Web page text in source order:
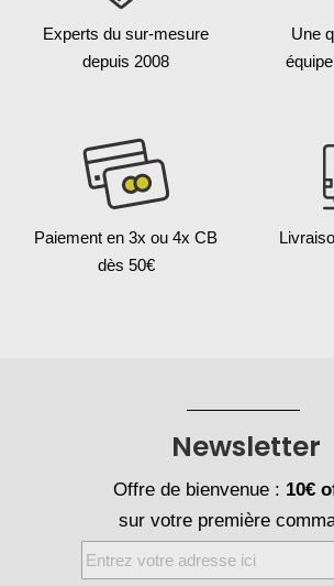
Experts du sur-mesure
depuis 2008
Une
Paiement en 3x ou 4x CB
dès 50€
Newsletter
Offre de bienvenue : 10€
sur votre première
Inscription
à